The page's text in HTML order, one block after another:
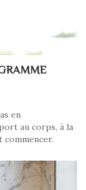
en
au corps, à la
commencer.